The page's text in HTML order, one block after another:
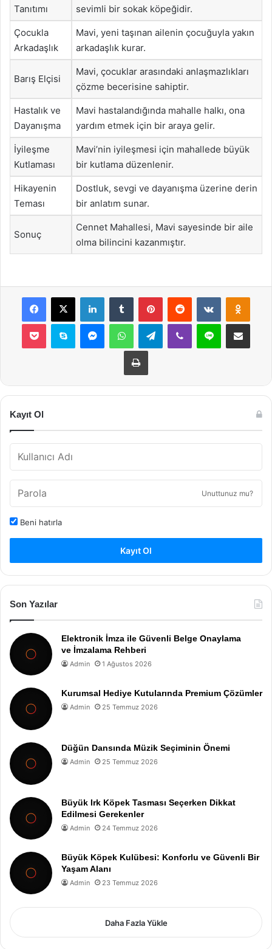
Tanıtımı
sevimli bir sokak köpeğidir.
Çocukla
Arkadaşlık
Mavi, yeni taşınan ailenin çocuğuyla yakın
arkadaşlık kurar.
Barış Elçisi
Mavi, çocuklar arasındaki anlaşmazlıkları
çözme becerisine sahiptir.
Hastalık ve
Dayanışma
Mavi hastalandığında mahalle halkı, ona
yardım etmek için bir araya gelir.
İyileşme
Kutlaması
Mavi’nin iyileşmesi için mahallede büyük
bir kutlama düzenlenir.
Hikayenin
Teması
Dostluk, sevgi ve dayanışma üzerine derin
bir anlatım sunar.
Sonuç
Cennet Mahallesi, Mavi sayesinde bir aile
olma bilincini kazanmıştır.
Facebook
X LinkedInTumblr PinterestReddit VKontakte
Pocket Skype MessengerWhatsAppTelegramViber Line E-Posta ile
Yazdır
Kayıt Ol
Unuttunuz mu?
Beni hatırla
Kayıt Ol
Son Yazılar
Elektronik İmza ile Güvenli Belge Onaylama
ve İmzalama Rehberi
Admin 1 Ağustos 2026
Kurumsal Hediye Kutularında Premium Çözümler
Admin 25 Temmuz 2026
Düğün Dansında Müzik Seçiminin Önemi
Admin 25 Temmuz 2026
Büyük Irk Köpek Tasması Seçerken Dikkat
Edilmesi Gerekenler
Admin 24 Temmuz 2026
Büyük Köpek Kulübesi: Konforlu ve Güvenli Bir
Yaşam Alanı
Admin 23 Temmuz 2026
Daha Fazla Yükle